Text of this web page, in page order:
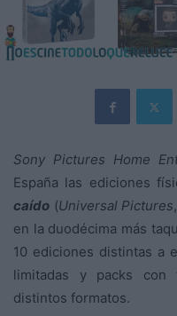
Sony Pictures Home
España las ediciones
caído (Universal Pictures
en la duodécima más
10 ediciones distintas a
limitadas y packs con
distintos formatos.